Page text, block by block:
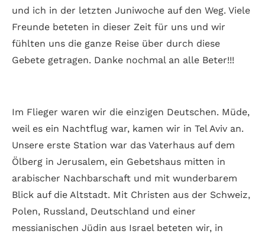
und ich in der letzten Juniwoche auf den Weg. Viele
Freunde beteten in dieser Zeit für uns und wir
fühlten uns die ganze Reise über durch diese
Gebete getragen. Danke nochmal an alle Beter!!!
Im Flieger waren wir die einzigen Deutschen. Müde,
weil es ein Nachtflug war, kamen wir in Tel Aviv an.
Unsere erste Station war das Vaterhaus auf dem
Ölberg in Jerusalem, ein Gebetshaus mitten in
arabischer Nachbarschaft und mit wunderbarem
Blick auf die Altstadt. Mit Christen aus der Schweiz,
Polen, Russland, Deutschland und einer
messianischen Jüdin aus Israel beteten wir, in